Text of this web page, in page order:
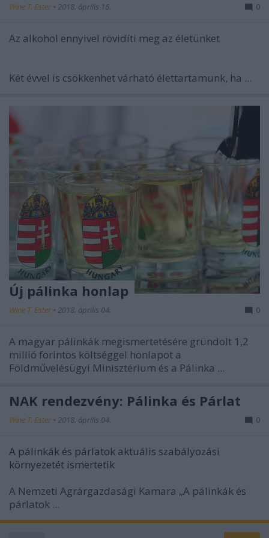
Wine T. Ester • 2018. április 16. 0
Az alkohol ennyivel rövidíti meg az életünket
Két évvel is csökkenhet várható élettartamunk, ha ...
Új pálinka honlap
Wine T. Ester • 2018. április 04. 0
A magyar pálinkák megismertetésére gründolt 1,2
millió forintos költséggel honlapot a
Földművelésügyi Minisztérium és a Pálinka ...
NAK rendezvény: Pálinka és Párlat
Wine T. Ester • 2018. április 04. 0
A pálinkák és párlatok aktuális szabályozási
környezetét ismertetik
A Nemzeti Agrárgazdasági Kamara „A pálinkák és
párlatok ...